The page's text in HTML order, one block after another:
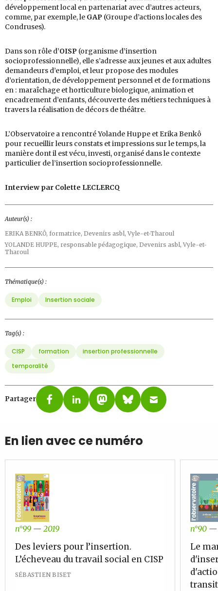
développement local en partenariat avec d’autres acteurs,
comme, par exemple, le GAP (Groupe d’actions locales des
Condruses).
Dans son rôle d’OISP (organisme d’insertion
socioprofessionnelle), elle s’adresse aux jeunes et aux adultes
demandeurs d’emploi, et leur propose des modules
d’orientation, de développement personnel et de formations
en : maraîchage et horticulture biologique, animation et
encadrement d’enfants, découverte des métiers techniques à
travers la réalisation de décors de théâtre.
L’Observatoire a rencontré Yolande Huppe et Erika Benkô
pour recueillir leurs constats et impressions sur le temps, la
manière dont il est vécu, investi, organisé dans le contexte
particulier de l’insertion socioprofessionnelle.
Interview par Colette LECLERCQ
Auteur(s) :
ERIKA BENKÔ, formatrice, Devenirs asbl, Vyle-et-Tharoul
YOLANDE HUPPE, responsable pédagogique, Devenirs asbl, Vyle-et-
Tharoul
Thématique(s) :
Emploi Insertion sociale
Tag(s) :
CISP formation
insertion professionnelle
temporalité
Partager
En lien avec ce numéro
n°99 — 2019
Des leviers pour l’insertion.
L’écheveau du travail social en CISP
SÉBASTIEN BISET
n°90
Le